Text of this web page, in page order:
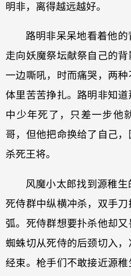
明非，离得越远越好。
路明非呆呆地看着他
走向妖魔祭坛献祭自己的
一边嘶吼，时而痛哭，两
体里苦苦挣扎。路明非知
中少年死了，只差一步他
哥，但他把命换给了自己
杀死王将。
风魔小太郎找到源稚
死侍群中纵横冲杀，双手
弧。死侍群想要扑杀他却又
蜘蛛切从死侍的后颈切入
经束。枪手们不敢接近源